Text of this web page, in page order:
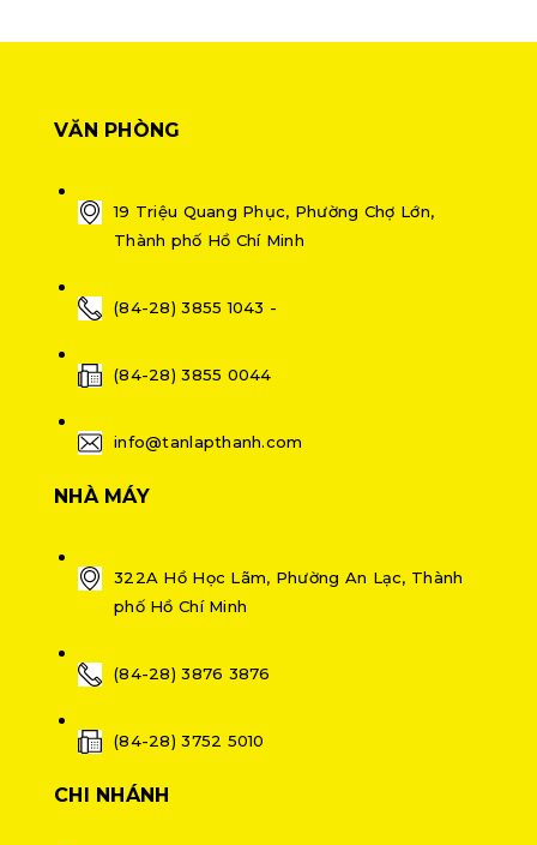
VĂN PHÒNG
19 Triệu Quang Phục, Phường Chợ Lớn,
Thành phố Hồ Chí Minh
(84-28) 3855 1043 -
(84-28) 3855 0044
info@tanlapthanh.com
NHÀ MÁY
322A Hồ Học Lãm, Phường An Lạc, Thành
phố Hồ Chí Minh
(84-28) 3876 3876
(84-28) 3752 5010
CHI NHÁNH